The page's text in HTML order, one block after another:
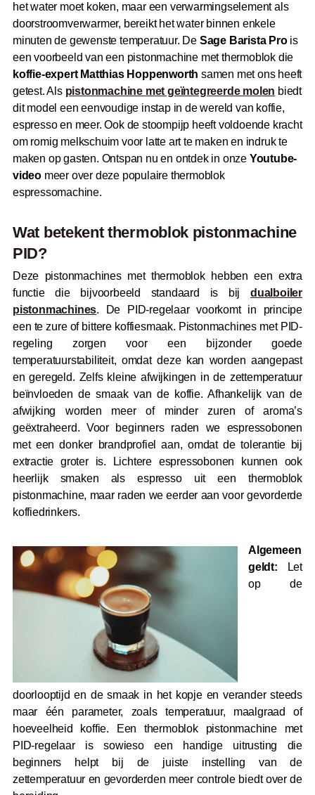
het water moet koken, maar een verwarmingselement als
doorstroomverwarmer, bereikt het water binnen enkele
minuten de gewenste temperatuur. De Sage Barista Prois
een voorbeeld van een pistonmachine met thermoblok die
koffie-expert Matthias Hoppenworth samen met ons heeft
getest. Als pistonmachine met geïntegreerde molen biedt
dit model een eenvoudige instap in de wereld van koffie,
espresso en meer. Ook de stoompijp heeft voldoende kracht
om romig melkschuim voor latte art te maken en indruk te
maken op gasten. Ontspan nu en ontdek in onze Youtube-
video meer over deze populaire thermoblok
espressomachine.
Wat betekent thermoblok pistonmachine
PID?
Deze pistonmachines met thermoblok hebben een extra
functie die bijvoorbeeld standaard is bij dualboiler
pistonmachines. De PID-regelaar voorkomt in principe
een te zure of bittere koffiesmaak. Pistonmachines met PID-
regeling zorgen voor een bijzonder goede
temperatuurstabiliteit, omdat deze kan worden aangepast
en geregeld. Zelfs kleine afwijkingen in de zettemperatuur
beïnvloeden de smaak van de koffie. Afhankelijk van de
afwijking worden meer of minder zuren of aroma’s
geëxtraheerd. Voor beginners raden we espressobonen
met een donker brandprofiel aan, omdat de tolerantie bij
extractie groter is. Lichtere espressobonen kunnen ook
heerlijk smaken als espresso uit een thermoblok
pistonmachine, maar raden we eerder aan voor gevorderde
koffiedrinkers.
Algemeen
geldt: Let
op de
doorlooptijd en de smaak in het kopje en verander steeds
maar één parameter, zoals temperatuur, maalgraad of
hoeveelheid koffie. Een thermoblok pistonmachine met
PID-regelaar is sowieso een handige uitrusting die
beginners helpt bij de juiste instelling van de
zettemperatuur en gevorderden meer controle biedt over de